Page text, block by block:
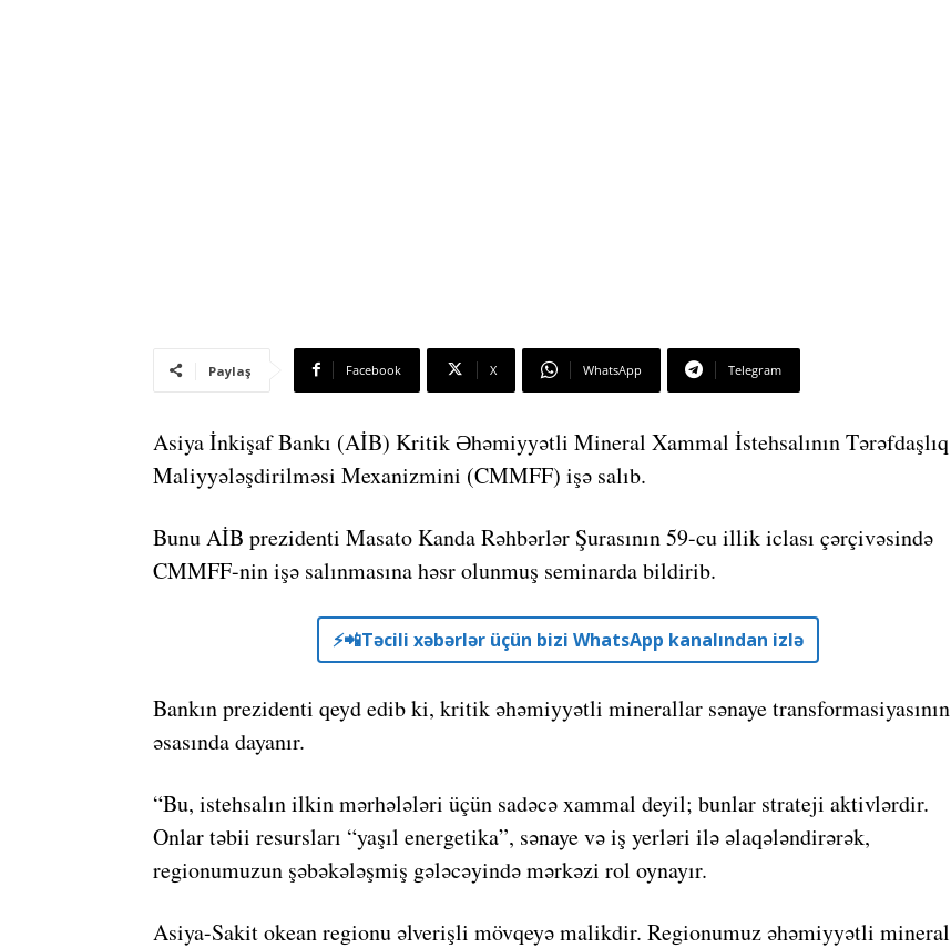
Paylaş Facebook X WhatsApp Telegram
Asiya İnkişaf Bankı (AİB) Kritik Əhəmiyyətli Mineral Xammal İstehsalının Tərəfdaşlıq
Maliyyələşdirilməsi Mexanizmini (CMMFF) işə salıb.
Bunu AİB prezidenti Masato Kanda Rəhbərlər Şurasının 59-cu illik iclası çərçivəsində
CMMFF-nin işə salınmasına həsr olunmuş seminarda bildirib.
⚡️📲Təcili xəbərlər üçün bizi WhatsApp kanalından izlə
Bankın prezidenti qeyd edib ki, kritik əhəmiyyətli minerallar sənaye transformasiyasının
əsasında dayanır.
“Bu, istehsalın ilkin mərhələləri üçün sadəcə xammal deyil; bunlar strateji aktivlərdir.
Onlar təbii resursları “yaşıl energetika”, sənaye və iş yerləri ilə əlaqələndirərək,
regionumuzun şəbəkələşmiş gələcəyində mərkəzi rol oynayır.
Asiya-Sakit okean regionu əlverişli mövqeyə malikdir. Regionumuz əhəmiyyətli mineral